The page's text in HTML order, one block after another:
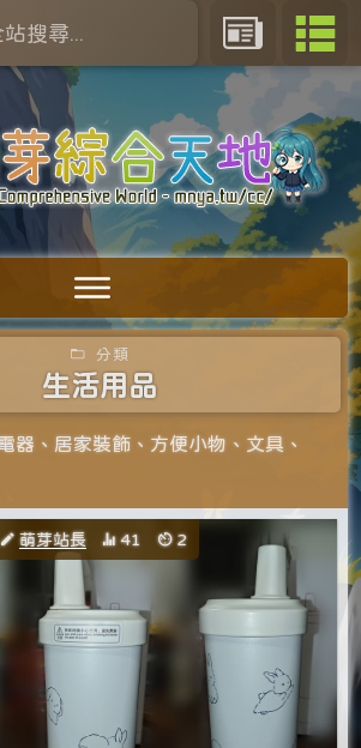
分類
生活用品
器、‎居家裝飾、方便小物、文具、
萌芽站長 41 2